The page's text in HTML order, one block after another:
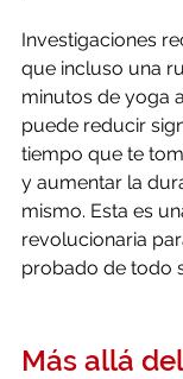
Investigaciones
que incluso una
minutos de yoga
puede reducir
tiempo que te
y aumentar la
mismo. Esta es
revolucionaria
probado de todo
Más allá